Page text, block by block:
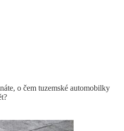
o čem tuzemské automobilky